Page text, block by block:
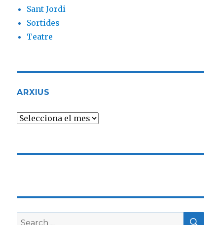
Sant Jordi
Sortides
Teatre
ARXIUS
Arxius
Search